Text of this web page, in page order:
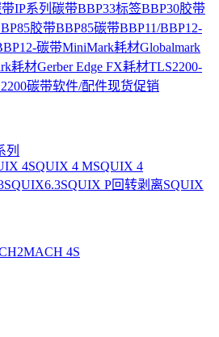
IP系列碳带BBP33标签BBP30胶带
胶带BBP85碳带BBP11/BBP12-
碳带MiniMark耗材Globalmark
耗材Gerber Edge FX耗材TLS2200-
碳带软件/配件现货促销
列
4SQUIX 4 MSQUIX 4
SQUIX6.3SQUIX P回转剥离SQUIX
MACH 4S